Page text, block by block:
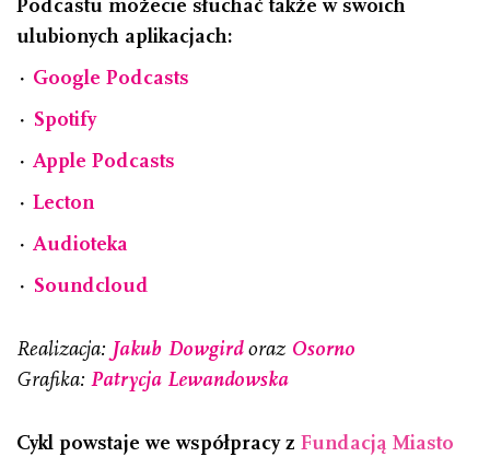
Podcastu możecie słuchać także w swoich
ulubionych aplikacjach:
⋅ Google Podcasts
⋅ Spotify
⋅ Apple Podcasts
⋅ Lecton
⋅ Audioteka
⋅ Soundcloud
Realizacja: Jakub Dowgirdoraz Osorno
Grafika: Patrycja Lewandowska
Cykl powstaje we współpracy z Fundacją Miasto